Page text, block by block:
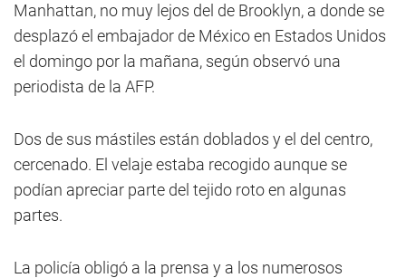
Manhattan, no muy lejos del de Brooklyn, a donde se
desplazó el embajador de México en Estados Unidos
el domingo por la mañana, según observó una
periodista de la AFP.
Dos de sus mástiles están doblados y el del centro,
cercenado. El velaje estaba recogido aunque se
podían apreciar parte del tejido roto en algunas
partes.
La policía obligó a la prensa y a los numerosos